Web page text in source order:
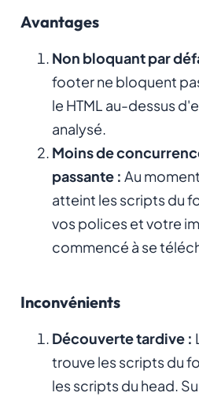
Avantages
Non bloquant par
footer ne bloquent
le HTML au-dessus
analysé.
Moins de
passante : Au
atteint les scripts du
vos polices et votre
commencé à se
Inconvénients
Découverte tardive :
trouve les scripts du
les scripts du head.